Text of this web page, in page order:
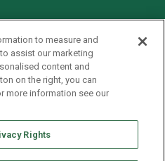
to measure and
assist our marketing
content and
on the right, you can
more information see our
Rights